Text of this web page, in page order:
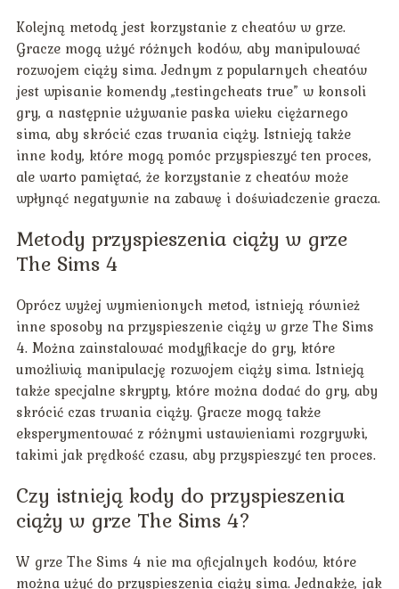
Kolejną metodą jest korzystanie z cheatów w grze.
Gracze mogą użyć różnych kodów, aby manipulować
rozwojem ciąży sima. Jednym z popularnych cheatów
jest wpisanie komendy „testingcheats true” w konsoli
gry, a następnie używanie paska wieku ciężarnego
sima, aby skrócić czas trwania ciąży. Istnieją także
inne kody, które mogą pomóc przyspieszyć ten proces,
ale warto pamiętać, że korzystanie z cheatów może
wpłynąć negatywnie na zabawę i doświadczenie gracza.
Metody przyspieszenia ciąży w grze
The Sims 4
Oprócz wyżej wymienionych metod, istnieją również
inne sposoby na przyspieszenie ciąży w grze The Sims
4. Można zainstalować modyfikacje do gry, które
umożliwią manipulację rozwojem ciąży sima. Istnieją
także specjalne skrypty, które można dodać do gry, aby
skrócić czas trwania ciąży. Gracze mogą także
eksperymentować z różnymi ustawieniami rozgrywki,
takimi jak prędkość czasu, aby przyspieszyć ten proces.
Czy istnieją kody do przyspieszenia
ciąży w grze The Sims 4?
W grze The Sims 4 nie ma oficjalnych kodów, które
można użyć do przyspieszenia ciąży sima. Jednakże, jak